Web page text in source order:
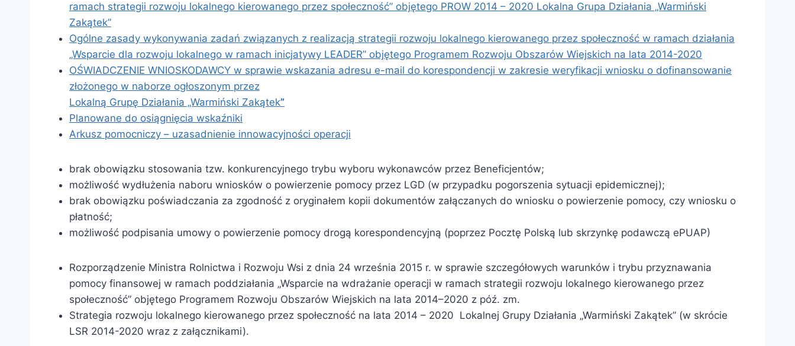
ramach strategii rozwoju lokalnego kierowanego przez społeczność” objętego PROW 2014 – 2020 Lokalna Grupa Działania „Warmiński
Zakątek”
Ogólne zasady wykonywania zadań związanych z realizacją strategii rozwoju lokalnego kierowanego przez społeczność w ramach działania
„Wsparcie dla rozwoju lokalnego w ramach inicjatywy LEADER” objętego Programem Rozwoju Obszarów Wiejskich na lata 2014-2020
OŚWIADCZENIE WNIOSKODAWCY w sprawie wskazania adresu e-mail do korespondencji w zakresie weryfikacji wniosku o dofinansowanie
złożonego w naborze ogłoszonym przez
Lokalną Grupę Działania „Warmiński Zakątek”
Planowane do osiągnięcia wskaźniki
Arkusz pomocniczy – uzasadnienie innowacyjności operacji
brak obowiązku stosowania tzw. konkurencyjnego trybu wyboru wykonawców przez Beneficjentów;
możliwość wydłużenia naboru wniosków o powierzenie pomocy przez LGD (w przypadku pogorszenia sytuacji epidemicznej);
brak obowiązku poświadczania za zgodność z oryginałem kopii dokumentów załączanych do wniosku o powierzenie pomocy, czy wniosku o
płatność;
możliwość podpisania umowy o powierzenie pomocy drogą korespondencyjną (poprzez Pocztę Polską lub skrzynkę podawczą ePUAP)
Rozporządzenie Ministra Rolnictwa i Rozwoju Wsi z dnia 24 września 2015 r. w sprawie szczegółowych warunków i trybu przyznawania
pomocy finansowej w ramach poddziałania „Wsparcie na wdrażanie operacji w ramach strategii rozwoju lokalnego kierowanego przez
społeczność” objętego Programem Rozwoju Obszarów Wiejskich na lata 2014–2020 z póź. zm.
Strategia rozwoju lokalnego kierowanego przez społeczność na lata 2014 – 2020 Lokalnej Grupy Działania „Warmiński Zakątek” (w skrócie
LSR 2014-2020 wraz z załącznikami).